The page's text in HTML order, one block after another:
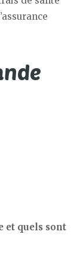
et quels sont